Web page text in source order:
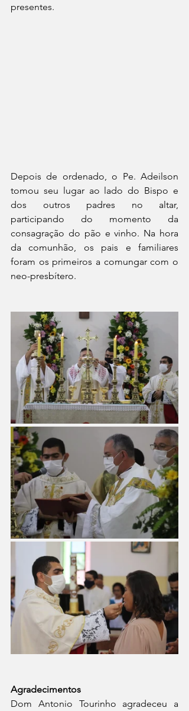
presentes.
Depois de ordenado, o Pe. Adeilson
tomou seu lugar ao lado do Bispo e
dos outros padres no altar,
participando do momento da
consagração do pão e vinho. Na hora
da comunhão, os pais e familiares
foram os primeiros a comungar com o
neo-presbítero.
Agradecimentos
Dom Antonio Tourinho agradeceu a